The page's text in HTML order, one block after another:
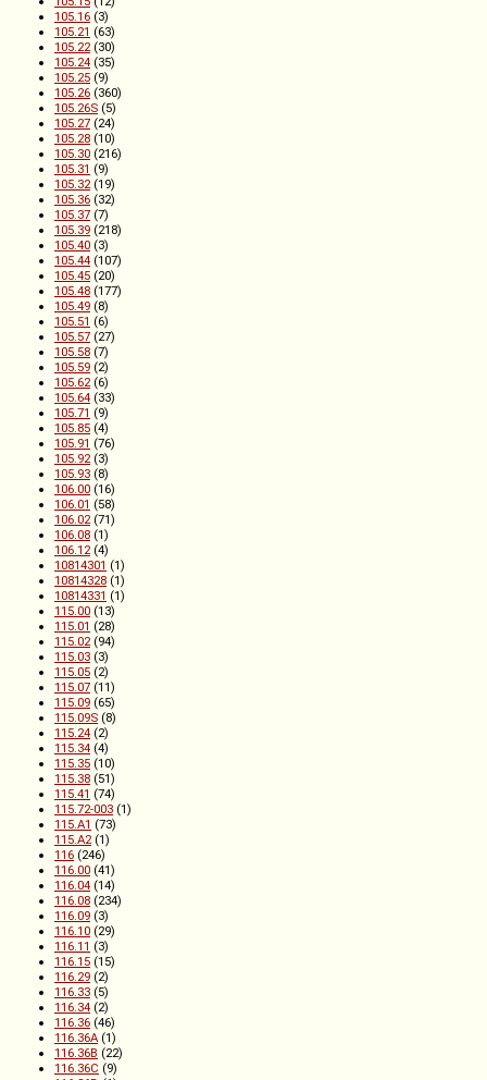
105.16 (3)
105.21 (63)
105.22(30)
105.24 (35)
105.25 (9)
105.26 (360)
105.26S (5)
105.27 (24)
105.28 (10)
105.30 (216)
105.31 (9)
105.32(19)
105.36 (32)
105.37 (7)
105.39 (218)
105.40 (3)
105.44 (107)
105.45 (20)
105.48 (177)
105.49 (8)
105.51 (6)
105.57 (27)
105.58 (7)
105.59 (2)
105.62(6)
105.64 (33)
105.71 (9)
105.85 (4)
105.91 (76)
105.92(3)
105.93 (8)
106.00 (16)
106.01 (58)
106.02(71)
106.08 (1)
106.12(4)
10814301 (1)
10814328 (1)
10814331 (1)
115.00 (13)
115.01 (28)
115.02(94)
115.03 (3)
115.05 (2)
115.07 (11)
115.09 (65)
115.09S (8)
115.24 (2)
115.34 (4)
115.35 (10)
115.38 (51)
115.41 (74)
115.72-003 (1)
115.A1 (73)
115.A2(1)
116 (246)
116.00 (41)
116.04 (14)
116.08 (234)
116.09 (3)
116.10 (29)
116.11 (3)
116.15 (15)
116.29 (2)
116.33 (5)
116.34 (2)
116.36 (46)
116.36A (1)
116.36B (22)
116.36C (9)